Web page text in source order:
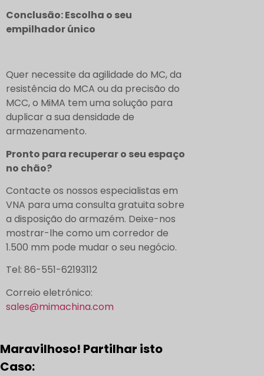
Conclusão: Escolha o seu
empilhador único
Quer necessite da agilidade do MC, da
resistência do MCA ou da precisão do
MCC, o MiMA tem uma solução para
duplicar a sua densidade de
armazenamento.
Pronto para recuperar o seu espaço
no chão?
Contacte os nossos especialistas em
VNA para uma consulta gratuita sobre
a disposição do armazém. Deixe-nos
mostrar-lhe como um corredor de
1.500 mm pode mudar o seu negócio.
Tel: 86-551-62193112
Correio eletrónico:
sales@mimachina.com
Maravilhoso! Partilhar isto
Caso: